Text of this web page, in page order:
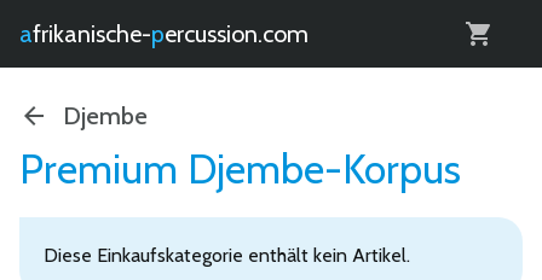
afrikanische- percussion.com
Djembe
Premium Djembe-Korpus
Diese Einkaufskategorie enthält kein Artikel.